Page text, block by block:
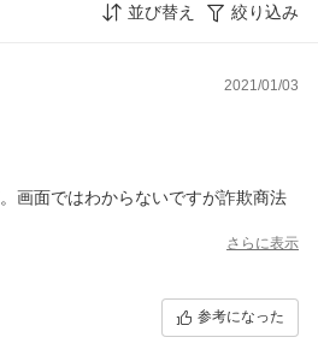
並び替え 絞り込み
2021/01/03
画面ではわからないですが詐欺商法
さらに表示
参考になった